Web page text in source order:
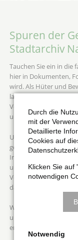
Spuren der
Stadtarchiv
Tauchen Sie ein in die
hier in Dokumenten,
wird. Als Hüter und
laden wir Sie ein,
Vergangenheit zu
und Entwicklungen zu
Unser engagiertes
genealogischen
Interesse an der
unsere Sammlungen,
Veranstaltungen, und
das Stadtarchiv
Wir freuen uns
und gemeinsam die
erkunden!
Durch die
mit der
Detaillierte
Cookies auf
Klicken Sie auf
notwendigen
Notwendig